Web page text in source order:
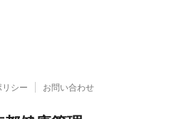
シー お問い合わせ